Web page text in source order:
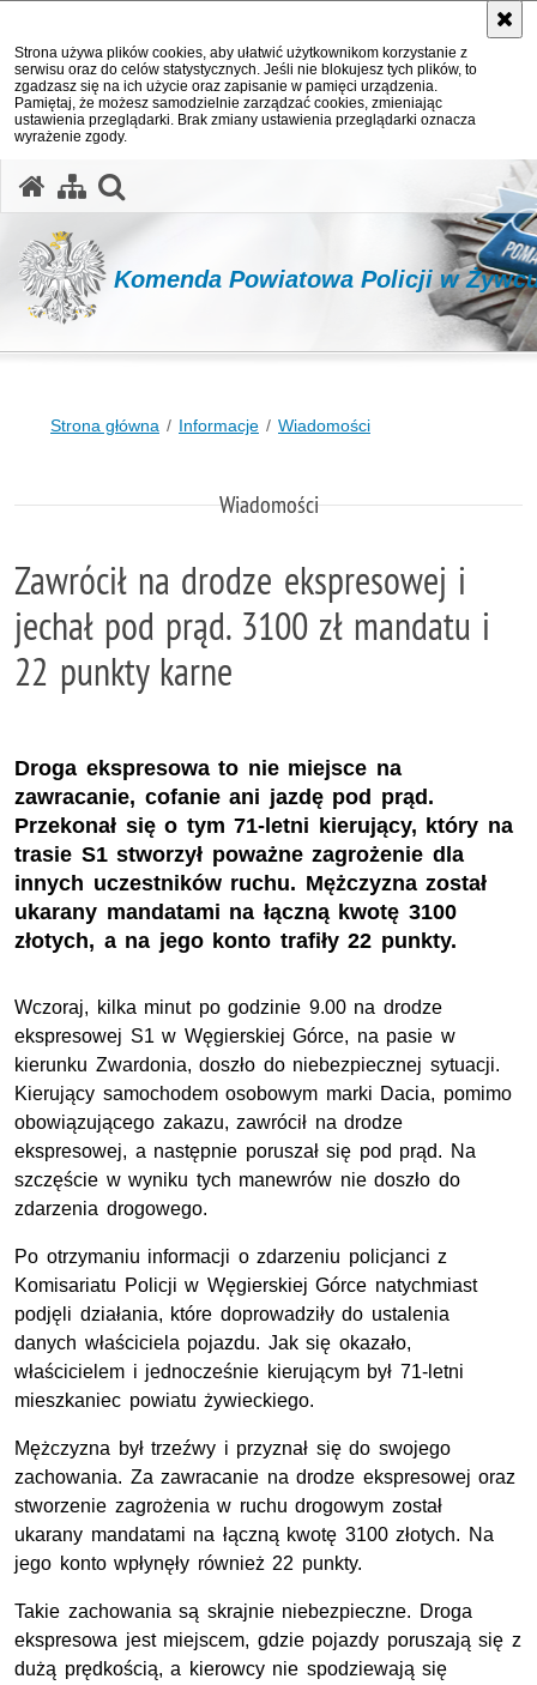
Strona używa plików cookies, aby ułatwić użytkownikom korzystanie z
serwisu oraz do celów statystycznych. Jeśli nie blokujesz tych plików, to
zgadzasz się na ich użycie oraz zapisanie w pamięci urządzenia.
Pamiętaj, że możesz samodzielnie zarządzać cookies, zmieniając
ustawienia przeglądarki. Brak zmiany ustawienia przeglądarki oznacza
wyrażenie zgody.
Komenda Powiatowa Policji w
Strona główna Informacje Wiadomości
Wiadomości
Zawrócił na drodze ekspresowej i
jechał pod prąd. 3100 zł mandatu i
22 punkty karne
Droga ekspresowa to nie miejsce na
zawracanie, cofanie ani jazdę pod prąd.
Przekonał się o tym 71-letni kierujący, który na
trasie S1 stworzył poważne zagrożenie dla
innych uczestników ruchu. Mężczyzna został
ukarany mandatami na łączną kwotę 3100
złotych, a na jego konto trafiły 22 punkty.
Wczoraj, kilka minut po godzinie 9.00 na drodze
ekspresowej S1 w Węgierskiej Górce, na pasie w
kierunku Zwardonia, doszło do niebezpiecznej sytuacji.
Kierujący samochodem osobowym marki Dacia, pomimo
obowiązującego zakazu, zawrócił na drodze
ekspresowej, a następnie poruszał się pod prąd. Na
szczęście w wyniku tych manewrów nie doszło do
zdarzenia drogowego.
Po otrzymaniu informacji o zdarzeniu policjanci z
Komisariatu Policji w Węgierskiej Górce natychmiast
podjęli działania, które doprowadziły do ustalenia
danych właściciela pojazdu. Jak się okazało,
właścicielem i jednocześnie kierującym był 71-letni
mieszkaniec powiatu żywieckiego.
Mężczyzna był trzeźwy i przyznał się do swojego
zachowania. Za zawracanie na drodze ekspresowej oraz
stworzenie zagrożenia w ruchu drogowym został
ukarany mandatami na łączną kwotę 3100 złotych. Na
jego konto wpłynęły również 22 punkty.
Takie zachowania są skrajnie niebezpieczne. Droga
ekspresowa jest miejscem, gdzie pojazdy poruszają się z
dużą prędkością, a kierowcy nie spodziewają się